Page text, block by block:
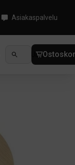
Asiakaspalvelu
UUTUUDET